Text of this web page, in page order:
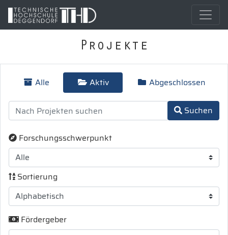
Projekte
Alle Aktiv Abgeschlossen
Suchen
Forschungsschwerpunkt
Sortierung
Fördergeber